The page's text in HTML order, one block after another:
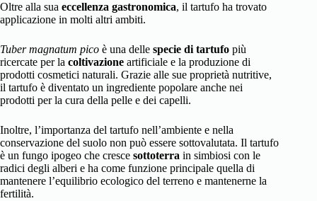
Oltre alla sua eccellenza gastronomica, il tartufo ha trovato
applicazione in molti altri ambiti.
Tuber magnatum pico è una delle specie di tartufo più
ricercate per la coltivazione artificiale e la produzione di
prodotti cosmetici naturali. Grazie alle sue proprietà nutritive,
il tartufo è diventato un ingrediente popolare anche nei
prodotti per la cura della pelle e dei capelli.
Inoltre, l’importanza del tartufo nell’ambiente e nella
conservazione del suolo non può essere sottovalutata. Il tartufo
è un fungo ipogeo che cresce sottoterra in simbiosi con le
radici degli alberi e ha come funzione principale quella di
mantenere l’equilibrio ecologico del terreno e mantenerne la
fertilità.